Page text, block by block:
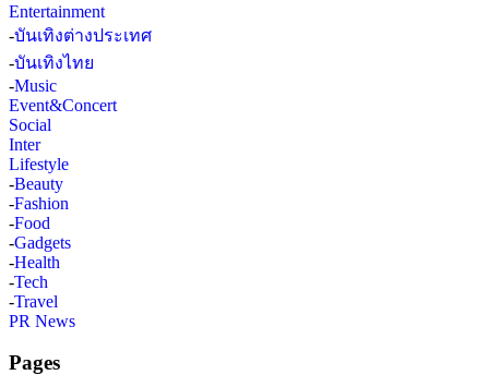
Entertainment
-บันเทิงต่างประเทศ
-บันเทิงไทย
-Music
Event&Concert
Social
Inter
Lifestyle
-Beauty
-Fashion
-Food
-Gadgets
-Health
-Tech
-Travel
PR News
Pages